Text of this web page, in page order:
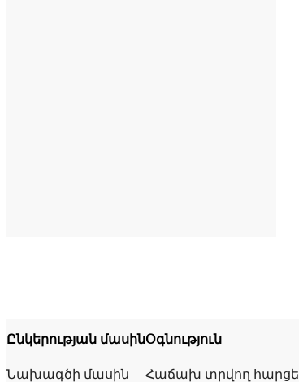
Ընկերության մասին
Նախագծի մասին
Օգնություն
Հաճախ տրվող